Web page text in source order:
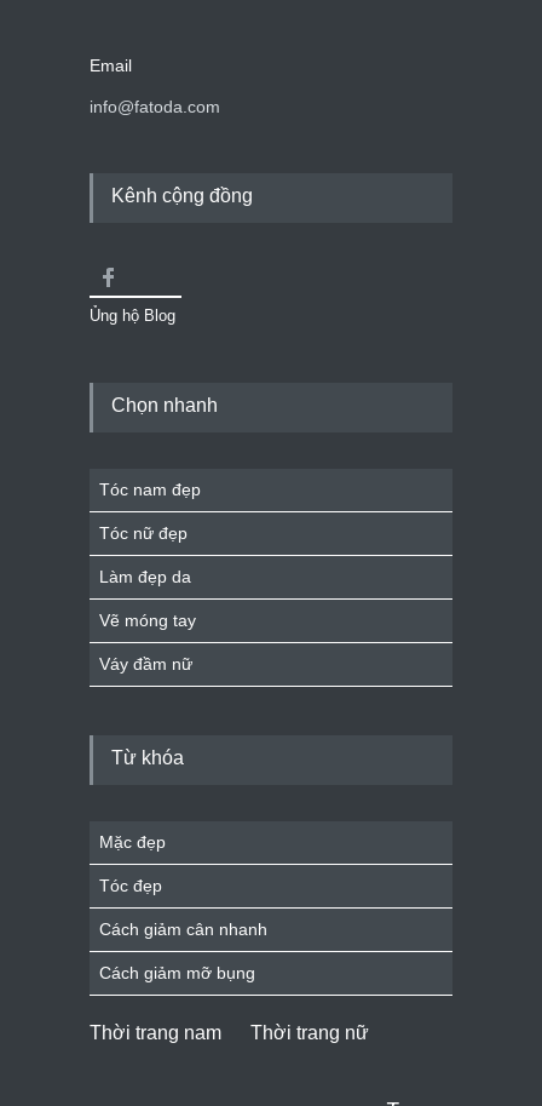
Email
info@fatoda.com
Kênh cộng đồng
Ủng hộ Blog
Chọn nhanh
Tóc nam đẹp
Tóc nữ đẹp
Làm đẹp da
Vẽ móng tay
Váy đầm nữ
Từ khóa
Mặc đẹp
Tóc đẹp
Cách giảm cân nhanh
Cách giảm mỡ bụng
Thời trang nam Thời trang nữ